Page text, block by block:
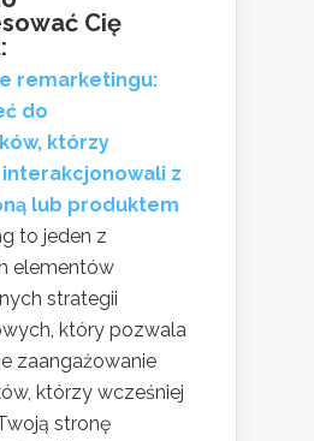
Cię
remarketingu:
do
którzy
z
lub produktem
to jeden z
elementów
strategii
który pozwala
zaangażowanie
którzy wcześniej
stronę